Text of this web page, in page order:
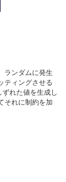
ランダムに発生
ティングさせる
れた値を生成し
それに制約を加